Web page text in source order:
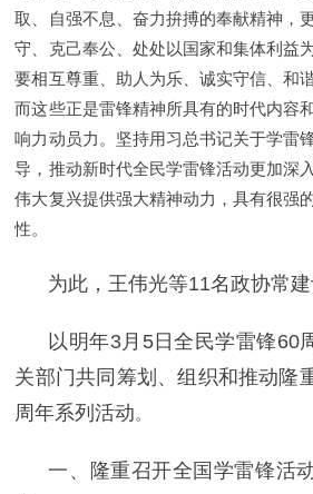
取、自强不息、奋力拚搏的奉献精神，
守、克己奉公、处处以国家和集体利益
要相互尊重、助人为乐、诚实守信、和
而这些正是雷锋精神所具有的时代内容
响力动员力。坚持用习总书记关于学雷
导，推动新时代全民学雷锋活动更加深
伟大复兴提供强大精神动力，具有很强
性。
为此，王伟光等11名政协常建
以明年3月5日全民学雷锋60
关部门共同筹划、组织和推动隆
周年系列活动。
一、隆重召开全国学雷锋活